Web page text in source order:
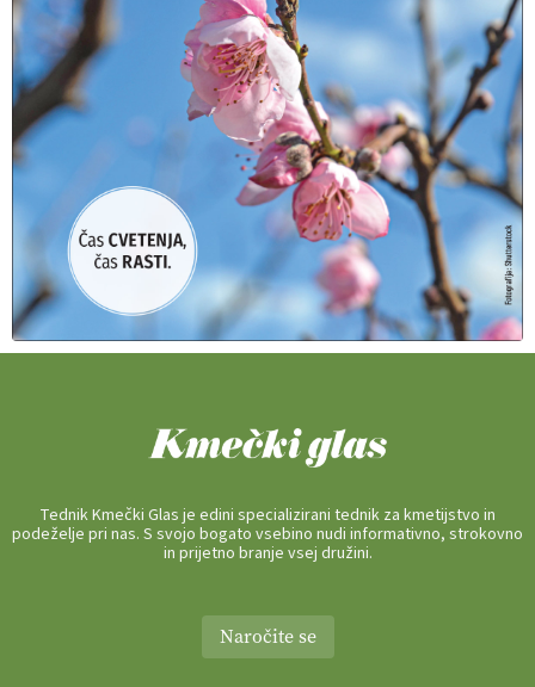
Tednik Kmečki Glas je edini specializirani tednik za kmetijstvo in
podeželje pri nas. S svojo bogato vsebino nudi informativno, strokovno
in prijetno branje vsej družini.
Naročite se